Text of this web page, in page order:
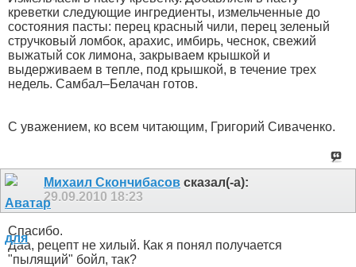
креветки следующие ингредиенты, измельченные до
состояния пасты: перец красный чили, перец зеленый
стручковый ломбок, арахис, имбирь, чеснок, свежий
выжатый сок лимона, закрываем крышкой и
выдерживаем в тепле, под крышкой, в течение трех
недель. Самбал–Белачан готов.
С уважением, ко всем читающим, Григорий Сиваченко.
Михаил Скончибасов сказал(-а):
29.09.2010 18:23
Спасибо.
Даа, рецепт не хилый. Как я понял получается
"пылящий" бойл, так?